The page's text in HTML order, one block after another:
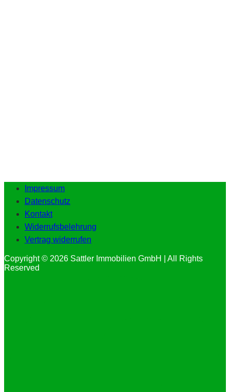
Impressum
Datenschutz
Kontakt
Widerrufsbelehrung
Vertrag widerrufen
Copyright © 2026 Sattler Immobilien GmbH | All Rights
Reserved